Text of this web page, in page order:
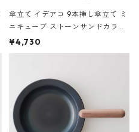
傘立て イデアコ 9本挿し傘立て ミ
ニキューブ ストーンサンドカラー
石調 ideaco Umbrella Stand CUB
E ストーンサンドブラック
¥4,730